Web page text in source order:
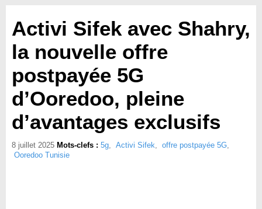
Activi Sifek avec Shahry,
la nouvelle offre
postpayée 5G
d’Ooredoo, pleine
d’avantages exclusifs
8 juillet 2025 Mots-clefs : 5g, Activi Sifek, offre postpayée 5G,
Ooredoo Tunisie